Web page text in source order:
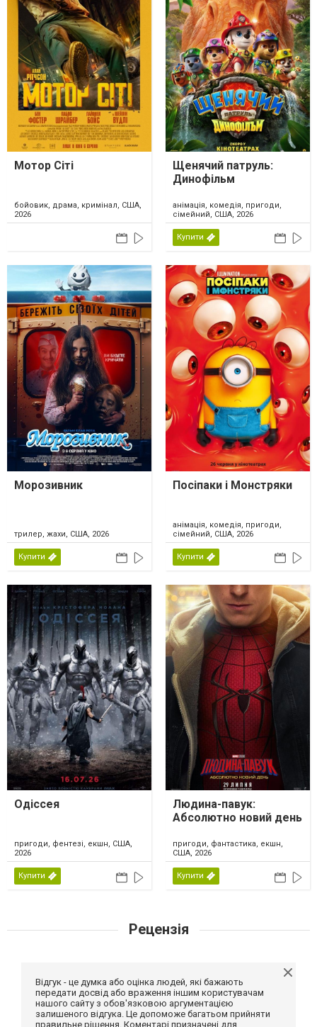
Мотор Сіті
бойовик, драма, кримінал, США,
2026
Щенячий патруль:
Динофільм
анімація, комедія, пригоди,
сімейний, США, 2026
Купити
Морозивник
трилер, жахи, США, 2026
Купити
Посіпаки і Монстряки
анімація, комедія, пригоди,
сімейний, США, 2026
Купити
Одіссея
пригоди, фентезі, екшн, США,
2026
Купити
Людина-павук:
Абсолютно новий день
пригоди, фантастика, екшн,
США, 2026
Купити
Рецензія
Відгук - це думка або оцінка людей, які бажають
передати досвід або враження іншим користувачам
нашого сайту з обов'язковою аргументацією
залишеного відгука. Це допоможе багатьом прийняти
правильне рішення. Коментарі призначені для